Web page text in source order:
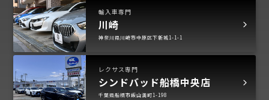
輸入車専門
川崎
神奈川県川崎市中原区下新城1-1-1
レクサス専門
シンドバッド船橋中央店
千葉県船橋市飯山満町1-198